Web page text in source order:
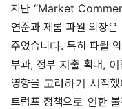
지난 “Market
연준과 제롬 파월 의장
주었습니다. 특히 파월
부과, 정부 지출 확대,
영향을 고려하기 시작
트럼프 정책으로 인한